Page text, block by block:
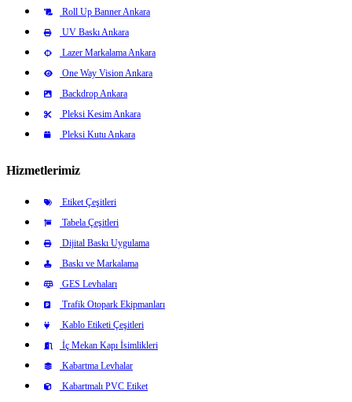
Roll Up Banner Ankara
UV Baskı Ankara
Lazer Markalama Ankara
One Way Vision Ankara
Backdrop Ankara
Pleksi Kesim Ankara
Pleksi Kutu Ankara
Hizmetlerimiz
Etiket Çeşitleri
Tabela Çeşitleri
Dijital Baskı Uygulama
Baskı ve Markalama
GES Levhaları
Trafik Otopark Ekipmanları
Kablo Etiketi Çeşitleri
İç Mekan Kapı İsimlikleri
Kabartma Levhalar
Kabartmalı PVC Etiket